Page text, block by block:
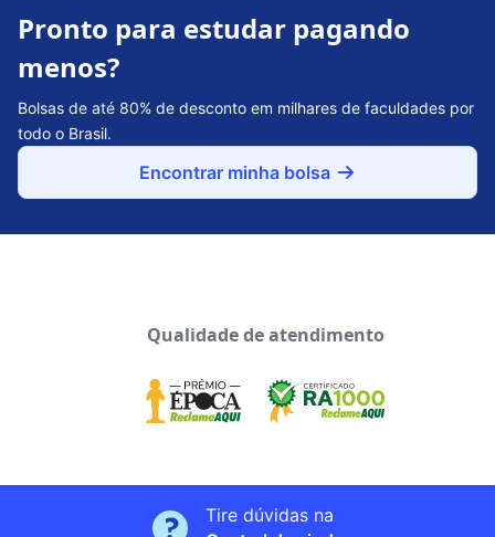
Pronto para estudar pagando
menos?
Bolsas de até 80% de desconto em milhares de faculdades por
todo o Brasil.
Encontrar minha bolsa
Qualidade de atendimento
Tire dúvidas na